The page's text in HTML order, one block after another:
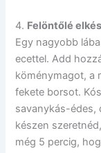
4. Felöntőlé
Egy nagyobb
ecettel. Add
köménymagot, a
fekete borsot.
savanykás-édes,
készen
még 5 percig,